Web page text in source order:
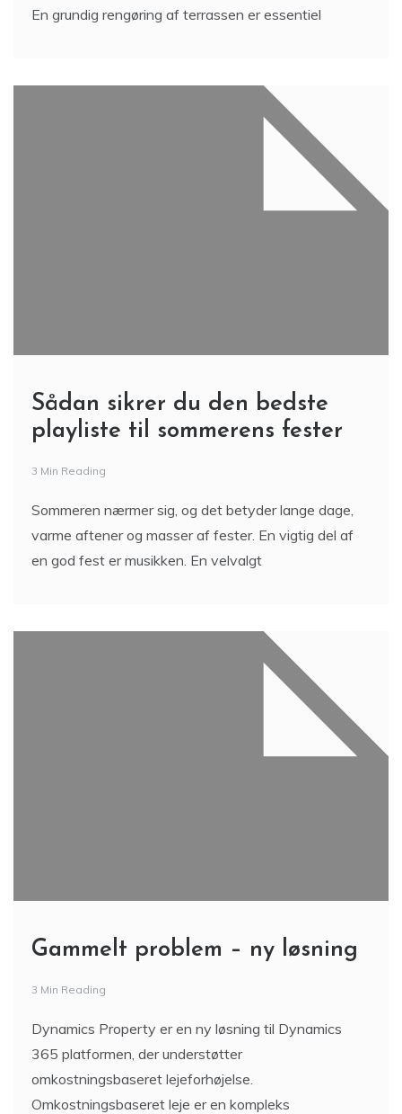
En grundig rengøring af terrassen er essentiel
Sådan sikrer du den bedste
playliste til sommerens fester
3 Min Reading
Sommeren nærmer sig, og det betyder lange dage,
varme aftener og masser af fester. En vigtig del af
en god fest er musikken. En velvalgt
Gammelt problem – ny løsning
3 Min Reading
Dynamics Property er en ny løsning til Dynamics
365 platformen, der understøtter
omkostningsbaseret lejeforhøjelse.
Omkostningsbaseret leje er en kompleks